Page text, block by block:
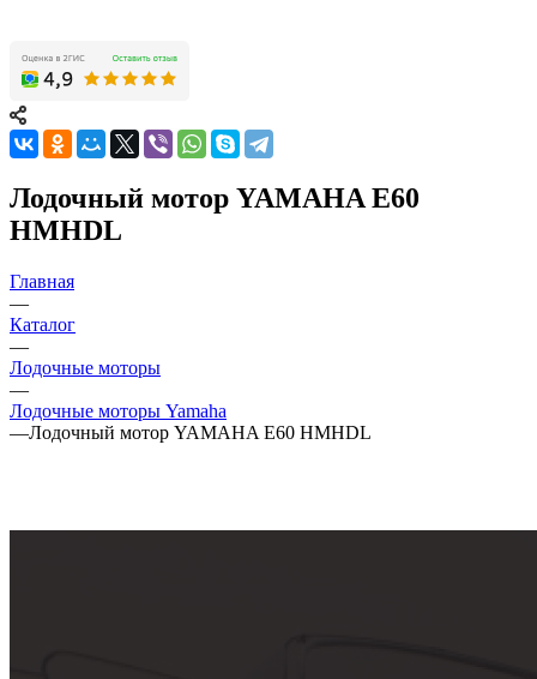
Лодочный мотор YAMAHA E60
HMHDL
Главная
—
Каталог
—
Лодочные моторы
—
Лодочные моторы Yamaha
—Лодочный мотор YAMAHA E60 HMHDL